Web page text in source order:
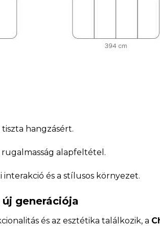
hangzásért.
alapfeltétel.
és a stílusos környezet.
generációja
és az esztétika találkozik, a